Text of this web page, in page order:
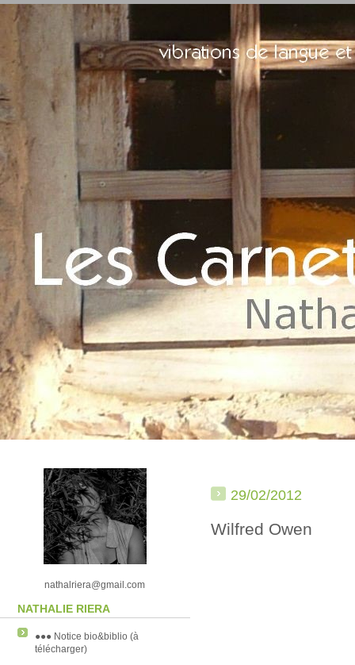
nathalriera@gmail.com
NATHALIE RIERA
●●● Notice bio&biblio (à
télécharger)
29/02/2012
Wilfred Owen